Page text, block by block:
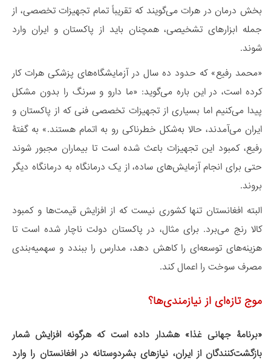
بخش درمان در هرات می‌گویند که تقریباً تمام تجهیزات تخصصی، از
جمله ابزارهای تشخیصی، همچنان باید از پاکستان و ایران وارد
شوند.
«محمد رفیع» که حدود ده سال در آزمایشگاه‌های پزشکی هرات کار
کرده است، در این باره می‌گوید: «ما دارو و سرنگ را بدون مشکل
پیدا می‌کنیم اما بسیاری از تجهیزات تخصصی فنی که از پاکستان و
ایران می‌آمدند، حالا به‌شکل خطرناکی رو به اتمام هستند.» به گفتۀ
رفیع، کمبود این تجهیزات باعث شده است تا بیماران مجبور شوند
حتی برای انجام آزمایش‌های ساده، از یک درمانگاه به درمانگاه دیگر
بروند.
البته افغانستان تنها کشوری نیست که از افزایش قیمت‌ها و کمبود
کالا رنج می‌برد. برای مثال، در پاکستان دولت ناچار شده است تا
هزینه‌های توسعه‌ای را کاهش دهد، مدارس را ببندد و سهمیه‌بندی
مصرف سوخت را اعمال کند.
موج تازه‌ای از نیازمندی‌ها؟
«برنامۀ جهانی غذا» هشدار داده است که هرگونه افزایش شمار
بازگشت‌کنندگان از ایران، نیازهای بشردوستانه در افغانستان را وارد